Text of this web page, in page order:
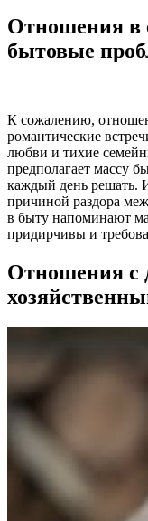
Отношения в
бытовые
К сожалению,
романтические
любви и тихие
предполагает массу
каждый день решать.
причиной раздора
в быту напоминают
придирчивы и
Отношения с